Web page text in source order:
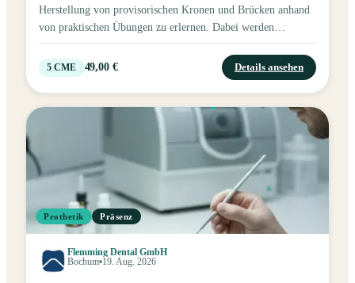
Herstellung von provisorischen Kronen und Brücken anhand
von praktischen Übungen zu erlernen. Dabei werden
praktische Tipps und theoretische Hintergründe vermittelt,
die einen materialgerechten Umgang mit dem Werkstoff
ermöglichen und so die Herstellung passgenauer Provisorien
Kunststoffprovisoriums Kontaktpunkte erhalten In Okklusion
bringen Randgestaltung Die Seminarplätze sind auf maximal
4 Teilnehmer begrenzt. Eine schnelle Anmeldung wird
empfohlen.
5 CME 49,00 € Details ansehen
Prothetik Präsenz
Flemming Dental GmbH
Bochum 19. Aug. 2026